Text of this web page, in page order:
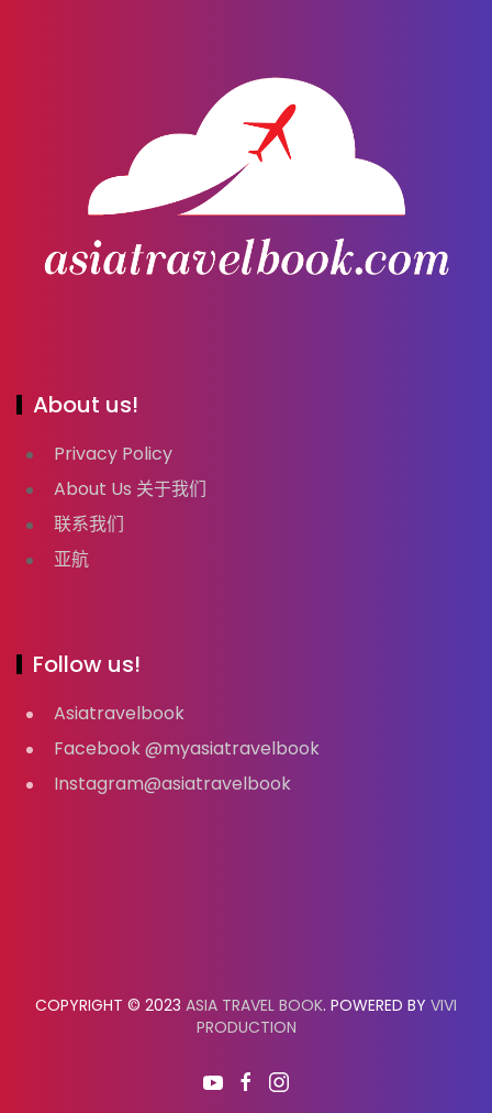
About us!
Privacy Policy
About Us 关于我们
联系我们
亚航
Follow us!
Asiatravelbook
Facebook @myasiatravelbook
Instagram@asiatravelbook
COPYRIGHT © 2023 ASIA TRAVEL BOOK. POWERED BY VIVI
PRODUCTION